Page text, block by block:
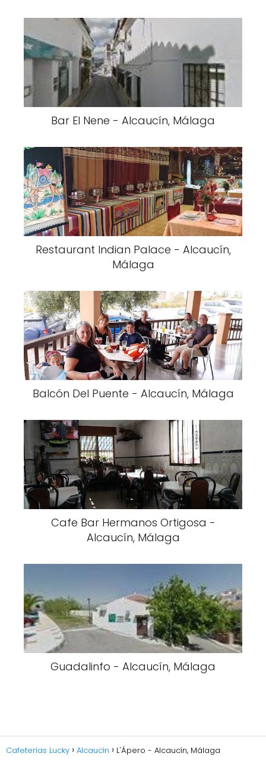
Bar El Nene - Alcaucín, Málaga
Restaurant Indian Palace - Alcaucín,
Málaga
Balcón Del Puente - Alcaucín, Málaga
Cafe Bar Hermanos Ortigosa -
Alcaucín, Málaga
Guadalinfo - Alcaucín, Málaga
Cafeterías Lucky Alcaucín L'Ápero - Alcaucín, Málaga